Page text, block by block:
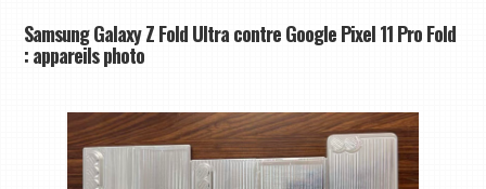
Samsung Galaxy Z Fold Ultra contre Google Pixel 11 Pro Fold
: appareils photo